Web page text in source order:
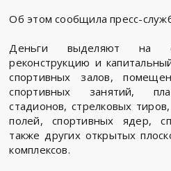
Об этом сообщила пресс-
Деньги выделяют на
реконструкцию и
спортивных залов,
спортивных занятий,
стадионов, стрелковых
полей, спортивных ядер,
также других открытых
комплексов.